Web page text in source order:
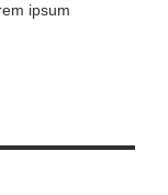
ipsum